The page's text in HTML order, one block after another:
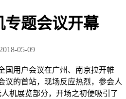
专题会议开幕
2018-05-09
国用户会议在广州、南京拉开帷
议的首站，现场反应热烈，参会人
机展览部分，开场之初便吸引了